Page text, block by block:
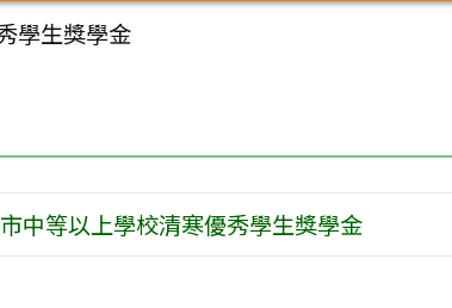
學生獎學金
中等以上學校清寒優秀學生獎學金